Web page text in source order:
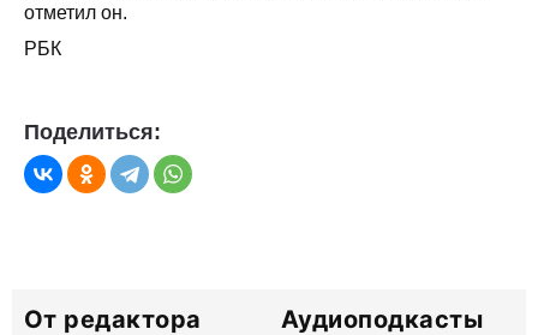
отметил он.
РБК
Поделиться:
От редактора Аудиоподкасты